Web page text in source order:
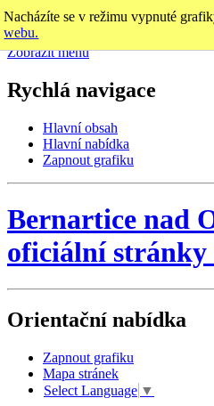
Zobrazit menu
Nacházíte se v režimu vypnuté
webu.
Rychlá navigace
Hlavní obsah
Hlavní nabídka
Zapnout grafiku
Bernartice nad
oficiální stránky
Orientační nabídka
Zapnout grafiku
Mapa stránek
Select Language ▼